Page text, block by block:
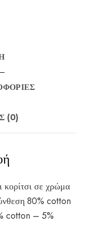
(0)
κορίτσι σε χρώμα
80% cotton
cotton – 5%